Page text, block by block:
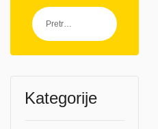
Kategorije